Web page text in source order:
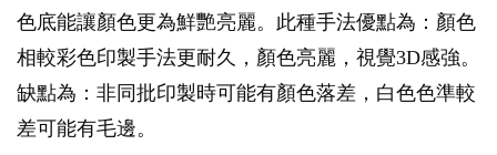
色底能讓顏色更為鮮艷亮麗。此種手法優點為：顏色
相較彩色印製手法更耐久，顏色亮麗，視覺3D感強。
缺點為：非同批印製時可能有顏色落差，白色色準較
差可能有毛邊。